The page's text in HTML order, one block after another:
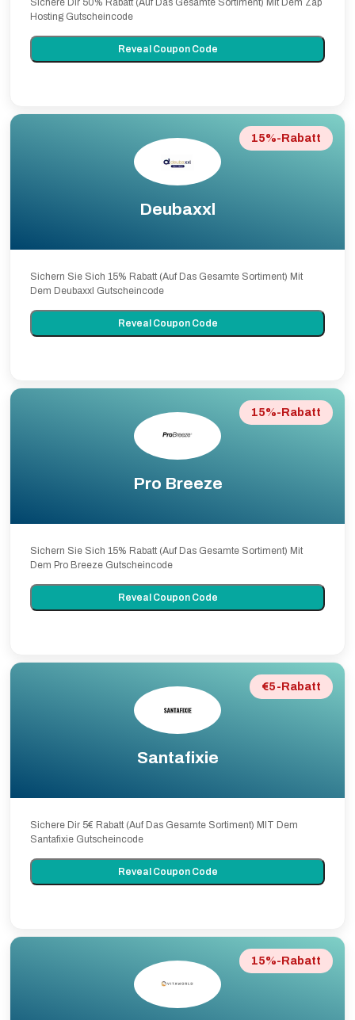
Sichere Dir 50% Rabatt (Auf Das Gesamte Sortiment) Mit Dem Zap
Hosting Gutscheincode
Reveal Coupon Code
15%-Rabatt
Deubaxxl
Sichern Sie Sich 15% Rabatt (Auf Das Gesamte Sortiment) Mit
Dem Deubaxxl Gutscheincode
Reveal Coupon Code
15%-Rabatt
Pro Breeze
Sichern Sie Sich 15% Rabatt (Auf Das Gesamte Sortiment) Mit
Dem Pro Breeze Gutscheincode
Reveal Coupon Code
€5-Rabatt
Santafixie
Sichere Dir 5€ Rabatt (Auf Das Gesamte Sortiment) MIT Dem
Santafixie Gutscheincode
Reveal Coupon Code
15%-Rabatt